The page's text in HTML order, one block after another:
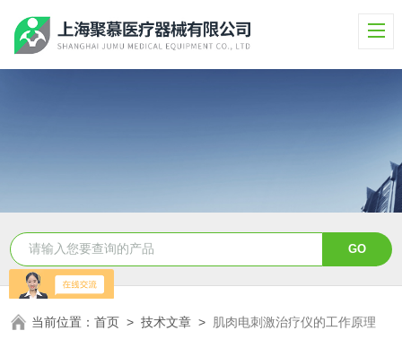
当前位置：首页 >技术文章 > 肌肉电刺激治疗仪的工作原理